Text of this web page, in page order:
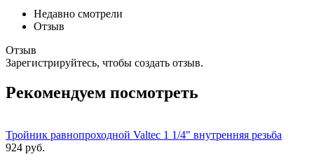
Недавно смотрели
Отзыв
Отзыв
Зарегистрируйтесь, чтобы создать отзыв.
Рекомендуем посмотреть
Тройник равнопроходной Valtec 1 1/4" внутренняя резьба
924 руб.